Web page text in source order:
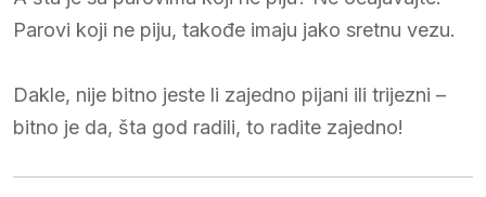
Parovi koji ne piju, takođe imaju jako sretnu vezu.
Dakle, nije bitno jeste li zajedno pijani ili trijezni –
bitno je da, šta god radili, to radite zajedno!